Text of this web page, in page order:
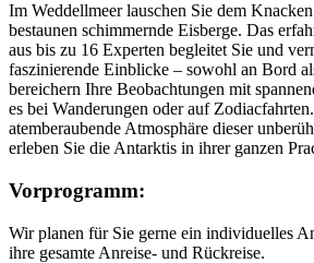
Im Weddellmeer lauschen Sie dem
bestaunen schimmernde Eisberge. Das
aus bis zu 16 Experten begleitet Sie und
faszinierende Einblicke – sowohl an Bord
bereichern Ihre Beobachtungen mit
es bei Wanderungen oder auf
atemberaubende Atmosphäre dieser
erleben Sie die Antarktis in ihrer ganzen
Vorprogramm:
Wir planen für Sie gerne ein individuelles
ihre gesamte Anreise- und Rückreise.